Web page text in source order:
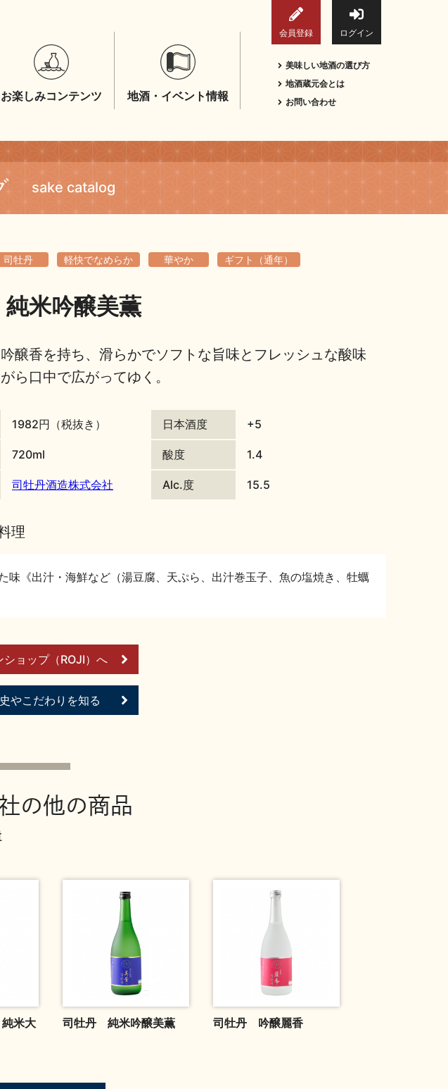
会員登録 ログイン
お楽しみコンテンツ 地酒・イベント情報
美味しい地酒の選び方
地酒蔵元会とは
お問い合わせ
sake catalog
司牡丹 軽快でなめらか 華やか ギフト（通年）
米吟醸美薫
醸香を持ち、滑らかでソフトな旨味とフレッシュな酸味
ら口中で広がってゆく。
1982円（税抜き）
720ml
司牡丹酒造株式会社
日本酒度 +5
酸度 1.4
Alc.度 15.5
理
味《出汁・海鮮など（湯豆腐、天ぷら、出汁巻玉子、魚の塩焼き、牡蠣
ショップ（ROJI）へ
やこだわりを知る
の他の商品
米大
司牡丹 純米吟醸美薫 司牡丹 吟醸麗香